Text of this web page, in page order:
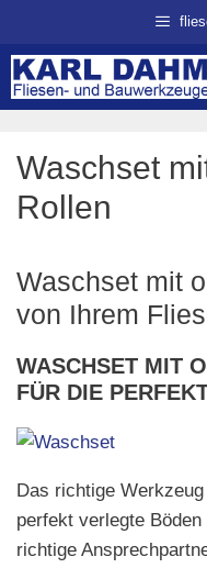
springen
Waschset
Rollen
Waschset mit
von Ihrem
WASCHSET MIT
FÜR DIE
Das richtige
perfekt verlegte
richtige